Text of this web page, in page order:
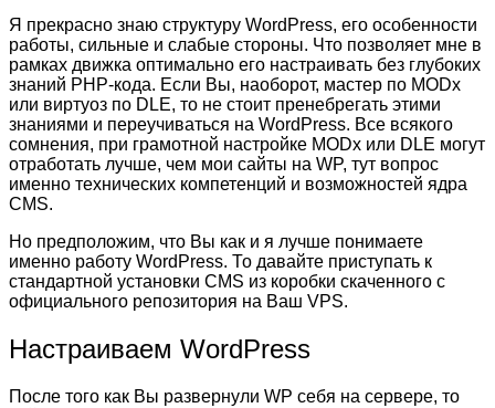
Я прекрасно знаю структуру WordPress, его особенности
работы, сильные и слабые стороны. Что позволяет мне в
рамках движка оптимально его настраивать без глубоких
знаний PHP-кода. Если Вы, наоборот, мастер по MODx
или виртуоз по DLE, то не стоит пренебрегать этими
знаниями и переучиваться на WordPress. Все всякого
сомнения, при грамотной настройке MODx или DLE могут
отработать лучше, чем мои сайты на WP, тут вопрос
именно технических компетенций и возможностей ядра
CMS.
Но предположим, что Вы как и я лучше понимаете
именно работу WordPress. То давайте приступать к
стандартной установки CMS из коробки скаченного с
официального репозитория на Ваш VPS.
Настраиваем WordPress
После того как Вы развернули WP себя на сервере, то